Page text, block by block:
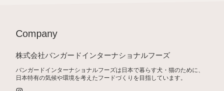
Company
株式会社バンガードインターナショナルフーズ
バンガードインターナショナルフーズは日本で暮らす犬・猫のために、
日本特有の気候や環境を考えたフードづくりを目指しています。